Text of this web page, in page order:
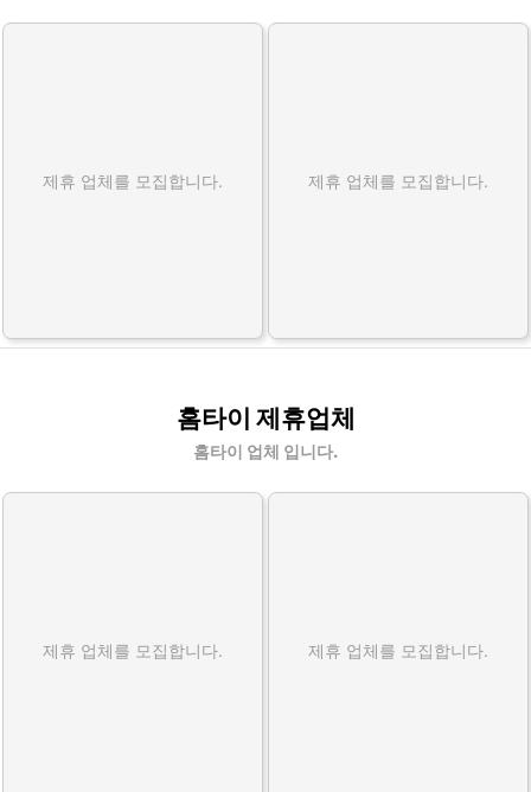
제휴 업체를 모집합니다. 제휴 업체를 모집합니다.
홈타이 제휴업체
홈타이 업체 입니다.
제휴 업체를 모집합니다. 제휴 업체를 모집합니다.